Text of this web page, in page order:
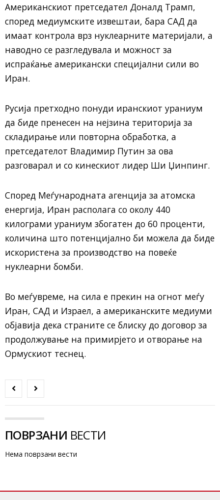
Американскиот претседател Доналд Трамп,
според медиумските извештаи, бара САД да
имаат контрола врз нуклеарните материјали, а
наводно се разгледувала и можност за
испраќање американски специјални сили во
Иран.
Русија претходно понуди иранскиот ураниум
да биде пренесен на нејзина територија за
складирање или повторна обработка, а
претседателот Владимир Путин за ова
разговарал и со кинескиот лидер Ши Џинпинг.
Според Меѓународната агенција за атомска
енергија, Иран располага со околу 440
килограми ураниум збогатен до 60 проценти,
количина што потенцијално би можела да биде
искористена за производство на повеќе
нуклеарни бомби.
Во меѓувреме, на сила е прекин на огнот меѓу
Иран, САД и Израел, а американските медиуми
објавија дека страните се блиску до договор за
продолжување на примирјето и отворање на
Ормускиот теснец.
ПОВРЗАНИ ВЕСТИ
Нема поврзани вести